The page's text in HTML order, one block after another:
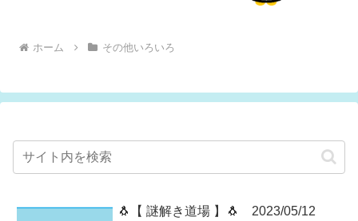
ホーム その他いろいろ
🐧【 謎解き道場 】🐧 2023/05/12